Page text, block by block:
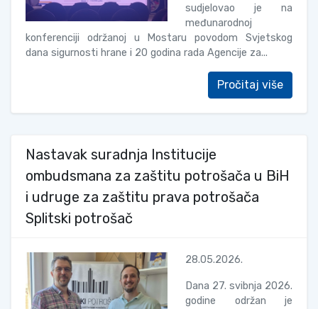
sudjelovao je na
međunarodnoj
konferenciji održanoj u Mostaru povodom Svjetskog
dana sigurnosti hrane i 20 godina rada Agencije za...
Pročitaj više
Nastavak suradnja Institucije
ombudsmana za zaštitu potrošača u BiH
i udruge za zaštitu prava potrošača
Splitski potrošač
28.05.2026.
Dana 27. svibnja 2026.
godine održan je